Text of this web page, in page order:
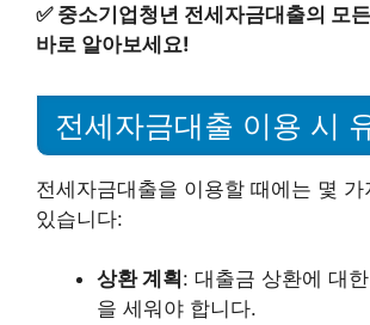
✅ 중소기업청년 전세자금대출의 모
바로 알아보세요!
전세자금대출 이용 시
전세자금대출을 이용할 때에는 몇 가
있습니다:
상환 계획 : 대출금 상환에 대
을 세워야 합니다.